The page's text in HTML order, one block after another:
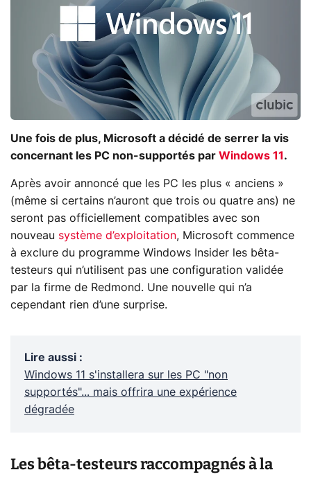
Une fois de plus, Microsoft a décidé de serrer la vis
concernant les PC non-supportés par Windows 11 .
Après avoir annoncé que les PC les plus « anciens »
(même si certains n’auront que trois ou quatre ans) ne
seront pas officiellement compatibles avec son
nouveau système d’exploitation, Microsoft commence
à exclure du programme Windows Insider les bêta-
testeurs qui n’utilisent pas une configuration validée
par la firme de Redmond. Une nouvelle qui n’a
cependant rien d’une surprise.
Lire aussi :
Windows 11 s'installera sur les PC "non
supportés"... mais offrira une expérience
dégradée
Les bêta-testeurs raccompagnés à la